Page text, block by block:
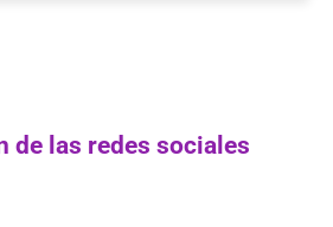
de las redes sociales